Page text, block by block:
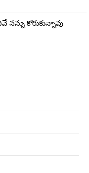
నన్ను కోరుకున్నావు